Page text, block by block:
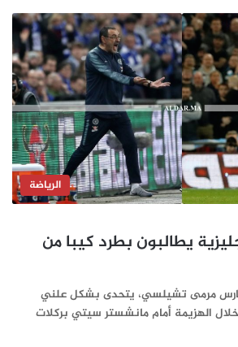
الرياضة
يطالبون بطرد كيبا من
حارس مرمى تشيلسي، يتحدى بشكل علني
الهزيمة أمام مانشستر سيتي بركلات